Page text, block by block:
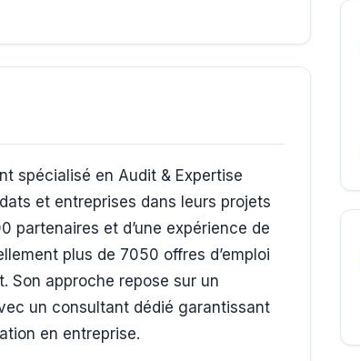
spécialisé en Audit & Expertise
et entreprises dans leurs projets
partenaires et d’une expérience de
plus de 7050 offres d’emploi
Son approche repose sur un
un consultant dédié garantissant
en entreprise.